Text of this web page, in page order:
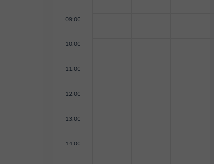
09:00
10:00
11:00
12:00
13:00
14:00